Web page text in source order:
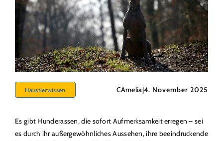
Haustierwissen CAmelia|4. November 2025
Es gibt Hunderassen, die sofort Aufmerksamkeit erregen – sei
es durch ihr außergewöhnliches Aussehen, ihre beeindruckende